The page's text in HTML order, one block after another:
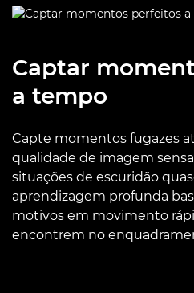
Captar
a tempo
Capte momentos fugazes
qualidade de imagem
situações de escuridão
aprendizagem profunda
motivos em movimento
encontrem no